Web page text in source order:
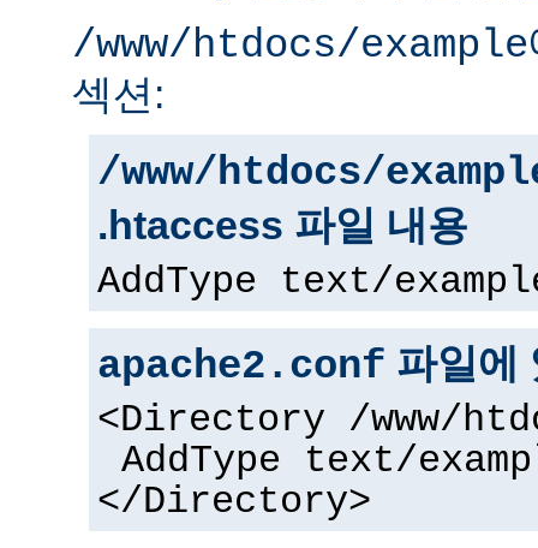
/www/htdocs/example
섹션:
/www/htdocs/
.htaccess 파일 내용
AddType text/
apache2.conf 파일에
<Directory /www/
AddType text/
</Directory>